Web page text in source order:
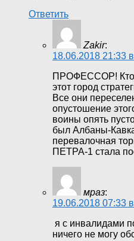
Ответить
Zakir:
18.06.2018 21:33
ПРОФЕССОР! Кто
этот город
Все они
опустошение
воины опять
был Албаны-
перевалочная
ПЕТРА-1 стала
мраз:
19.06.2018 07:33
я с инвалидами
ничего не могу